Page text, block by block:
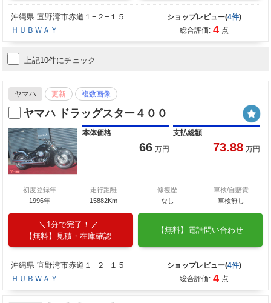
沖縄県 宜野湾市赤道１−２−１５
ＨＵＢＷＡＹ
ショップレビュー(4件)
総合評価: 4 点
上記10件にチェック
ヤマハ 更新 複数画像
ヤマハ ドラッグスター４００
本体価格
66 万円
支払総額
73.88 万円
初度登録年
1996年
走行距離
15882Km
修復歴
なし
車検/自賠責
車検無し
1分で完了！
【無料】見積・在庫確認
【無料】電話問い合わせ
沖縄県 宜野湾市赤道１−２−１５
ＨＵＢＷＡＹ
ショップレビュー(4件)
総合評価: 4 点